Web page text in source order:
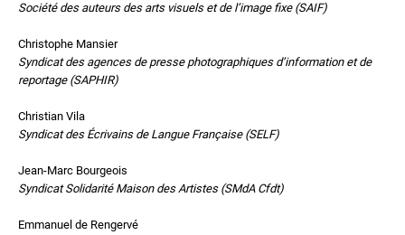
Société des auteurs des arts visuels et de l’image fixe (SAIF)
Christophe Mansier
Syndicat des agences de presse photographiques d’information et de
reportage (SAPHIR)
Christian Vila
Syndicat des Écrivains de Langue Française (SELF)
Jean-Marc Bourgeois
Syndicat Solidarité Maison des Artistes (SMdA Cfdt)
Emmanuel de Rengervé